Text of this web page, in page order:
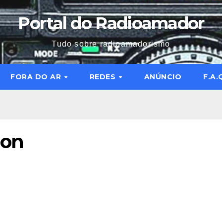
Portal do Radioamador
Tudo sobre radioamadorismo
FORA DO AR REDES ANÚNCIO